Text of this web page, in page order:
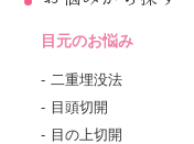
目元のお悩み
二重埋没法
目頭切開
目の上切開